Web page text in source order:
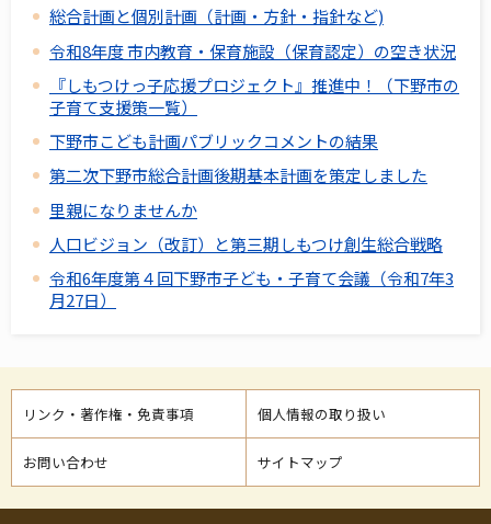
総合計画と個別計画（計画・方針・指針など)
令和8年度 市内教育・保育施設（保育認定）の空き状況
『しもつけっ子応援プロジェクト』推進中！（下野市の
子育て支援策一覧）
下野市こども計画パブリックコメントの結果
第二次下野市総合計画後期基本計画を策定しました
里親になりませんか
人口ビジョン（改訂）と第三期しもつけ創生総合戦略
令和6年度第４回下野市子ども・子育て会議（令和7年3
月27日）
リンク・著作権・免責事項 個人情報の取り扱い
お問い合わせ サイトマップ